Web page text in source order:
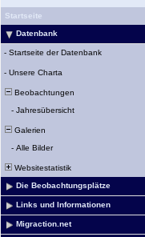
Startseite
Datenbank
- Startseite der Datenbank
- Unsere Charta
Beobachtungen
- Jahresübersicht
Galerien
- Alle Bilder
Websitestatistik
Die Beobachtungsplätze
Links und Informationen
Migraction.net